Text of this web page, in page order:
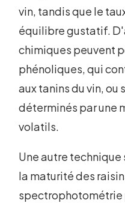
vin, tandis que le
équilibre gustatif.
chimiques peuvent
phénoliques, qui
aux tanins du vin, ou
déterminés par une
volatils.
Une autre
la maturité des
spectrophotométrie